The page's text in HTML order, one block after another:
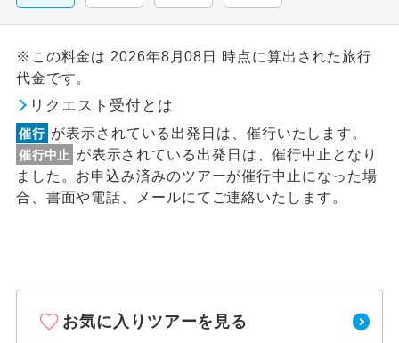
※この料金は 2026年8月08日 時点に算出された旅行
代金です。
リクエスト受付とは
催行 が表示されている出発日は、催行いたします。
催行中止
が表示されている出発日は、催行中止となり
ました。お申込み済みのツアーが催行中止になった場
合、書面や電話、メールにてご連絡いたします。
お気に入りツアーを見る